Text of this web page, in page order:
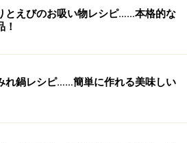
分おく
1/2カップ入れてふたをし30分お
湯だけをボウルにあけます。
とえびのお吸い物レシピ……本格的な
！
れ鍋レシピ……簡単に作れる美味しい